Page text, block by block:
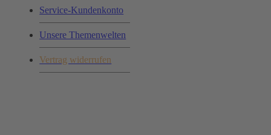
Service-Kundenkonto
Unsere Themenwelten
Vertrag widerrufen